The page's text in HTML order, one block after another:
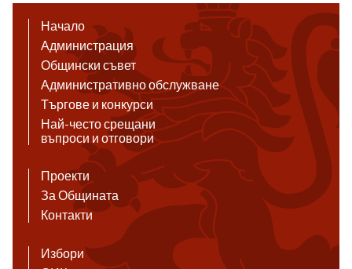
Начало
Администрация
Общински съвет
Административно обслужване
Търгове и конкурси
Най-често срещани
въпроси и отговори
Проекти
За Общината
Контакти
Избори